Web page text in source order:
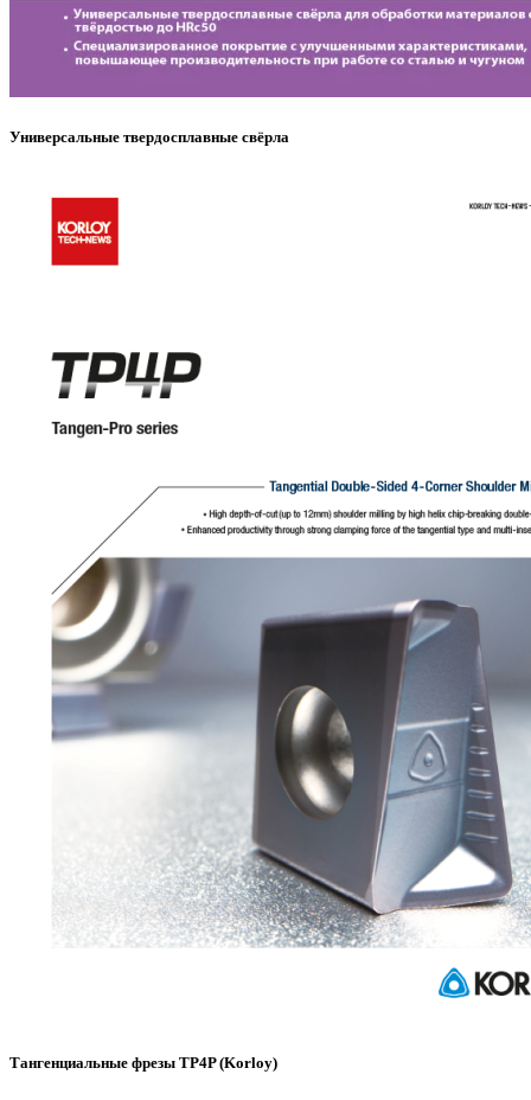
Универсальные твердосплавные свёрла
Тангенциальные фрезы TP4P (Korloy)